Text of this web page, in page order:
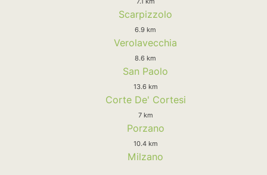
Scarpizzolo
6.9 km
Verolavecchia
8.6 km
San Paolo
13.6 km
Corte De' Cortesi
7 km
Porzano
10.4 km
Milzano